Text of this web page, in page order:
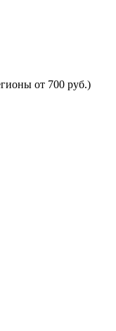
от 700 руб.)